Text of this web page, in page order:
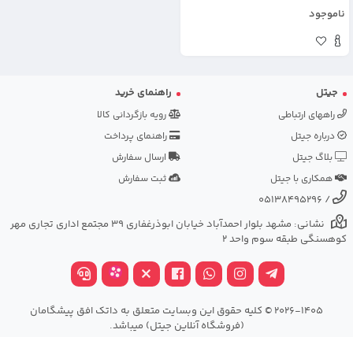
ناموجود
جیتل
راههای ارتباطی
درباره جیتل
بلاگ جیتل
همکاری با جیتل
راهنمای خرید
رویه بازگردانی کالا
راهنمای پرداخت
ارسال سفارش
ثبت سفارش
/
05138495296
نشانی: مشهد بلوار احمدآباد خیابان ابوذرغفاری 39 مجتمع اداری تجاری مهر
کوهسنگی طبقه سوم واحد 2
2026-1405 © کلیه حقوق این وبسایت متعلق به داتک افق پیشگامان
(فروشگاه آنلاین جیتل) میباشد.